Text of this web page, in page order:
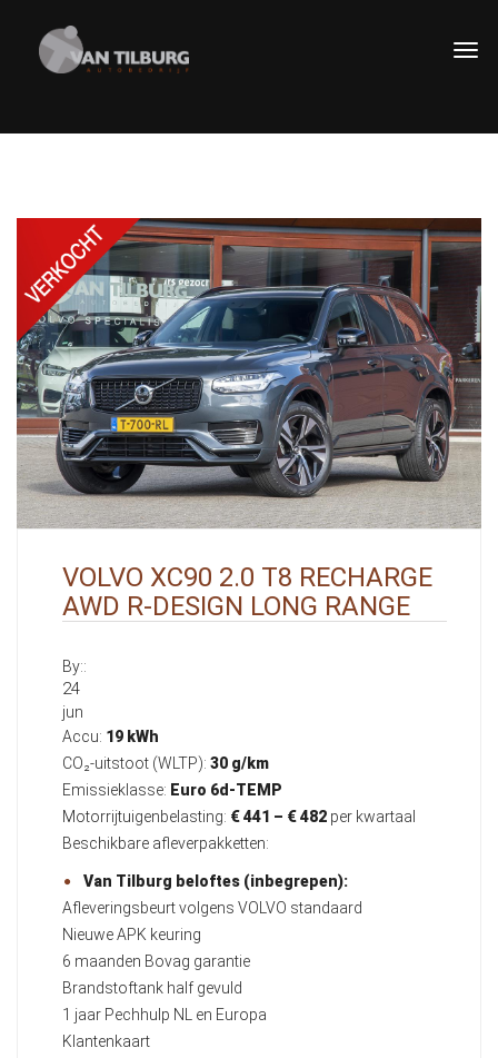
VOLVO XC90 2.0 T8 RECHARGE
AWD R-DESIGN LONG RANGE
By::
24
jun
Accu: 19 kWh
CO₂-uitstoot (WLTP): 30 g/km
Emissieklasse: Euro 6d-TEMP
Motorrijtuigenbelasting: € 441 – € 482 per kwartaal
Beschikbare afleverpakketten:
Van Tilburg beloftes (inbegrepen):
Afleveringsbeurt volgens VOLVO standaard
Nieuwe APK keuring
6 maanden Bovag garantie
Brandstoftank half gevuld
1 jaar Pechhulp NL en Europa
Klantenkaart